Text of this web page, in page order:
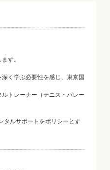
す。
く学ぶ必要性を感じ、東京国
トレーナー（テニス・バレー
タルサポートをポリシーとす